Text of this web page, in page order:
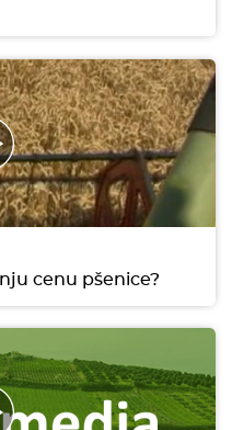
cenu pšenice?